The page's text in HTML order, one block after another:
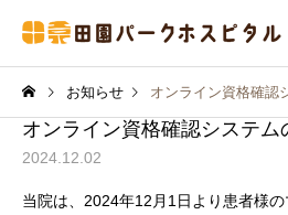
お知らせ オンライン資格確認
オンライン資格確認システム
2024.12.02
当院は、2024年12月1日より患者様